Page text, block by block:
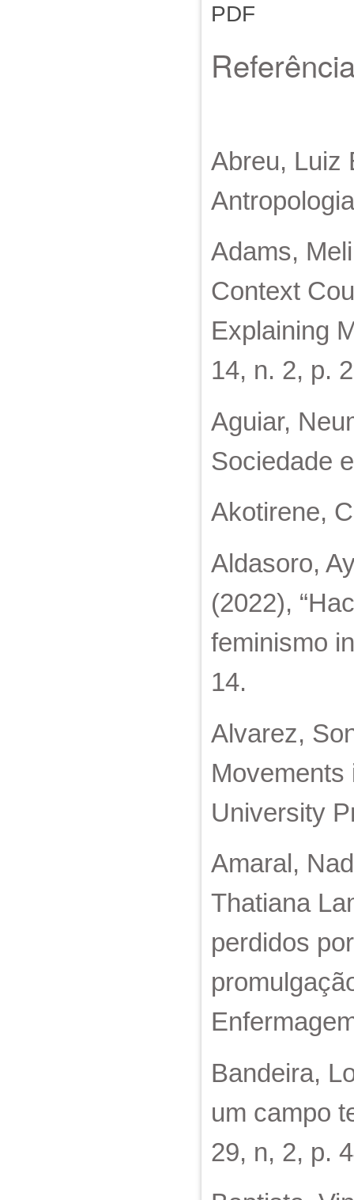
PDF
Abreu, Luiz
Adams,
Context
Explaining
14, n. 2, p.
Aguiar,
Sociedade
Akotirene,
Aldasoro,
(2022),
feminismo
14.
Alvarez,
Movements
University
Amaral,
Thatiana
perdidos
Bandeira,
um campo
29, n, 2, p.